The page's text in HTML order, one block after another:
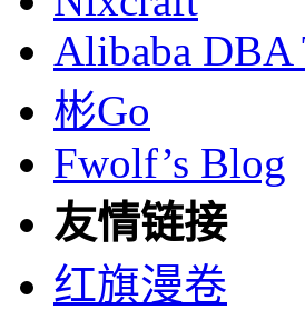
Alibaba DBA
彬Go
Fwolf’s Blog
友情链接
红旗漫卷